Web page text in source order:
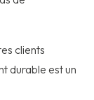
clients
durable est un